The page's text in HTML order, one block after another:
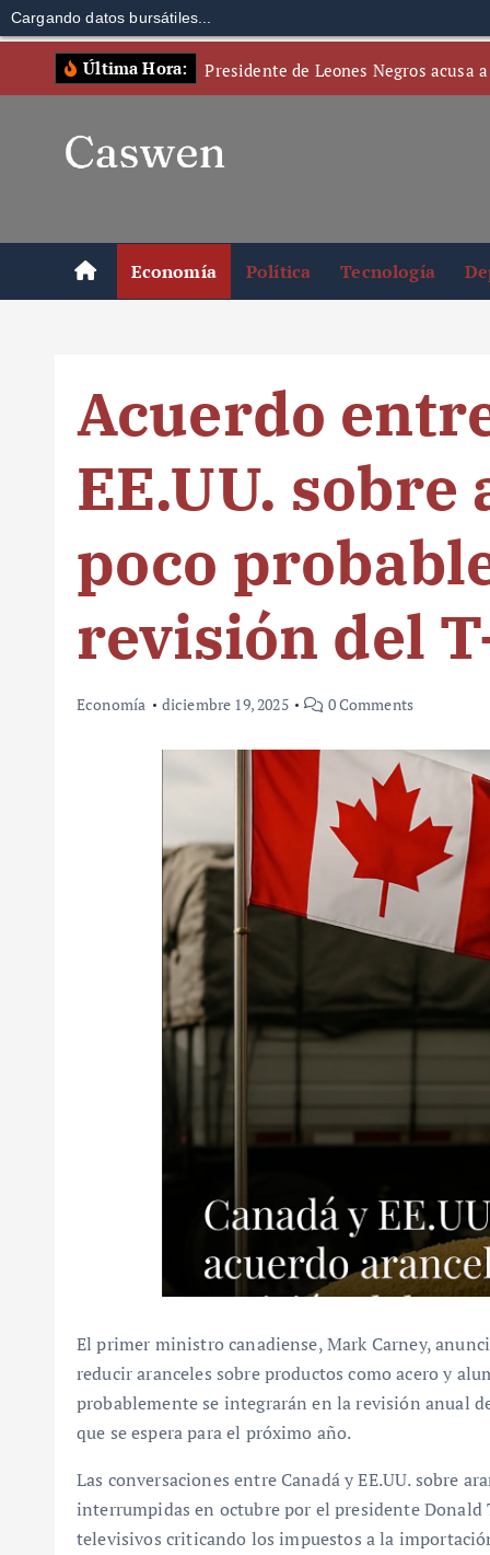
Cargando datos bursátiles...
Última Hora: Presidente de Leones Negros acusa
Economía Política Tecnología
Acuerdo
EE.UU. sobre
poco
revisión del
Economía diciembre 19, 2025 0 Comments
El primer ministro canadiense, Mark Carney,
reducir aranceles sobre productos como acero y
probablemente se integrarán en la revisión anual
que se espera para el próximo año.
Las conversaciones entre Canadá y EE.UU. sobre
interrumpidas en octubre por el presidente
televisivos criticando los impuestos a la